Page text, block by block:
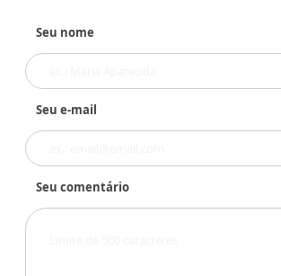
Seu nome
Seu e-mail
Seu comentário